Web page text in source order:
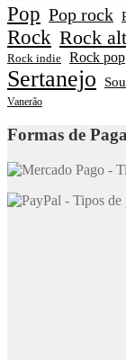
Pop Pop rock
Rock Rock
Rock indie Rock pop
Sertanejo
Vanerão
Formas de